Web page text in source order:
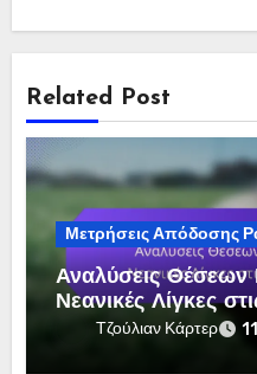
Related Post
Μετρήσεις Απόδοσης
Αναλύσεις Θέσεων
Νεανικές Λίγκες
Τζούλιαν Κάρτερ